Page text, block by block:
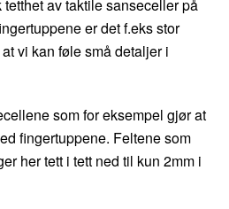
av taktile sanseceller på
er det f.eks stor
vi kan føle små detaljer i
som for eksempel gjør at
fingertuppene. Feltene som
her tett i tett ned til kun 2mm i